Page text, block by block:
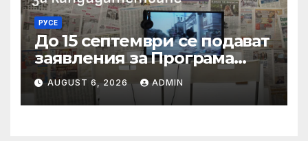
РУСЕ
До 15 септември се подават
заявления за Програма
„Дигитални изкуства“ на
Национален фонд
„Култура“
AUGUST 6, 2026 ADMIN